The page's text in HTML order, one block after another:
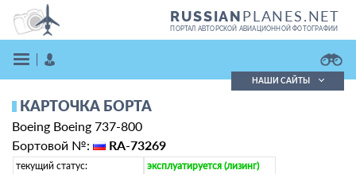
RUSSIANPLANES.NET
ПОРТАЛ АВТОРСКОЙ АВИАЦИОННОЙ ФОТОГРАФИИ
ВОЙТИ
Поиск фотографий
Поиск в реестре
Кратко
НАШИ САЙТЫ
КАРТОЧКА БОРТА
Boeing Boeing 737-800
Бортовой №:
RA-73269
текущий статус:
эксплуатируется (лизинг)